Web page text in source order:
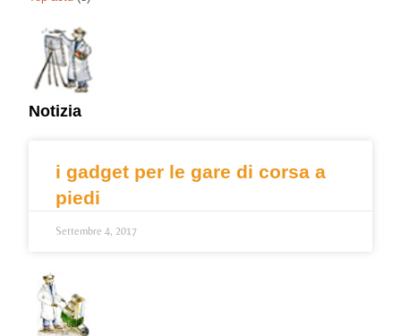
Notizia
i gadget per le gare di corsa a
piedi
Settembre 4, 2017